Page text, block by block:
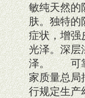
敏纯天然的
肤。独特的
症状，增强
光泽。深层
泽。 可靠
家质量总
行规定生